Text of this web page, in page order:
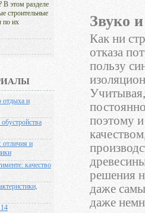
В этом разделе
строительные
по их
отдыха и
отличия и
качество
Звуко
Как ни
отказа
пользу
поэтому
решения
даже
даже